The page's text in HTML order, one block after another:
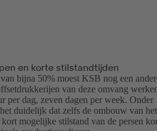
en korte stilstandtijden
bijna 50% moest KSB nog een
van deze omvang
per dag, zeven dagen per week. Onder
duidelijk dat zelfs de ombouw van het
kort mogelijke stilstand van de persen